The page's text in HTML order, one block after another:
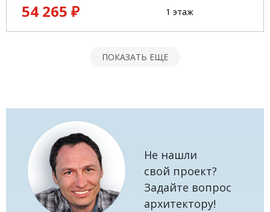
54 265 ₽
1 этаж
ПОКАЗАТЬ ЕЩЕ
Не нашли
свой проект?
Задайте вопрос
архитектору!